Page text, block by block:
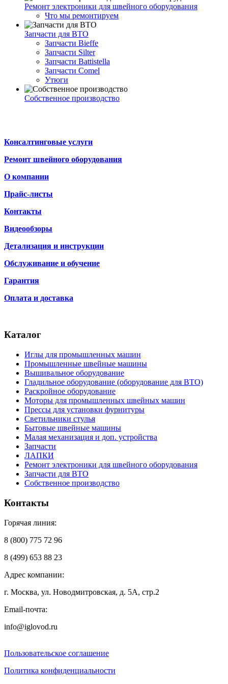
Ремонт электроники для швейного оборудования
Что мы ремонтируем
Запчасти для ВТО
Запчасти Bieffe
Запчасти Silter
Запчасти Battistella
Запчасти Comel
Утюги
Собственное производство
Консалтинговые услуги
Ремонт швейного оборудования
О компании
Прайс-листы
Контакты
Видеообзоры
Детализация и инструкции
Обслуживание и обучение
Гарантия
Оплата и доставка
Каталог
Иглы для промышленных машин
Промышленные швейные машины
Вышивальное оборудование
Гладильное оборудование (оборудование для ВТО)
Раскройное оборудование
Моторы для промышленных швейных машин
Прессы для установки фурнитуры
Светильники стулья
Бытовые швейные машины
Малая механизация и доп. устройства
Запчасти
ЛАПКИ
Ремонт электроники для швейного оборудования
Запчасти для ВТО
Собственное производство
Контакты
Горячая линия:
8 (800) 775 72 96
8 (499) 653 88 23
Адрес компании:
г. Москва, ул. Новодмитровская, д. 5А, стр.2
Email-почта:
info@iglovod.ru
Пользовательское соглашение
Политика конфиденциальности